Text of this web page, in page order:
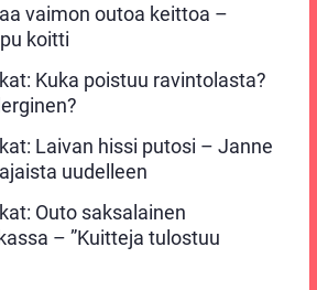
vaimon outoa keittoa –
koitti
Kuka poistuu ravintolasta?
Laivan hissi putosi – Janne
uudelleen
Outo saksalainen
– ”Kuitteja tulostuu